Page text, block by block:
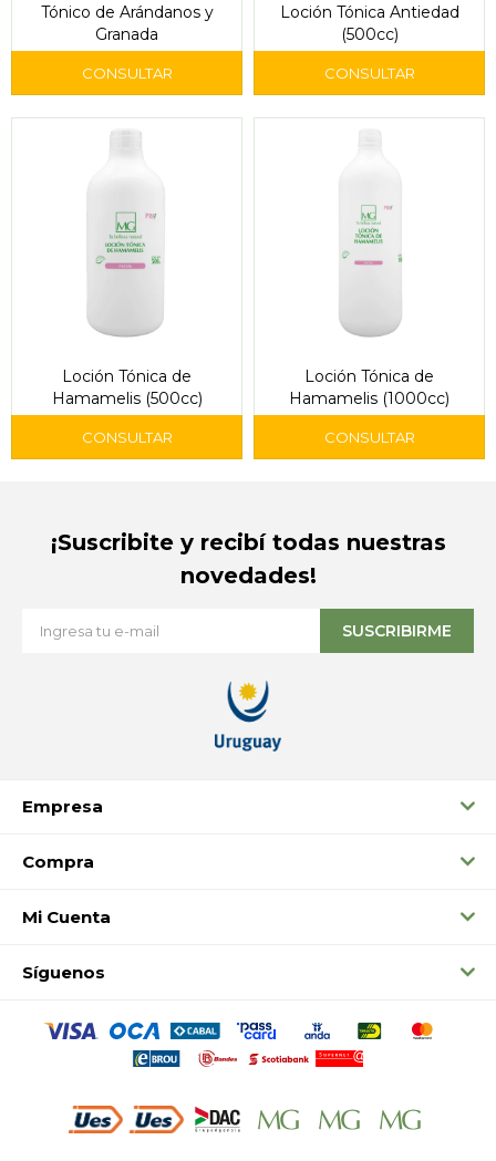
Tónico de Arándanos y
Granada
Loción Tónica Antiedad
(500cc)
Loción Tónica de
Hamamelis (500cc)
Loción Tónica de
Hamamelis (1000cc)
Empresa
Compra
Mi Cuenta
Síguenos
¡Suscribite y recibí todas nuestras
novedades!
SUSCRIBIRME